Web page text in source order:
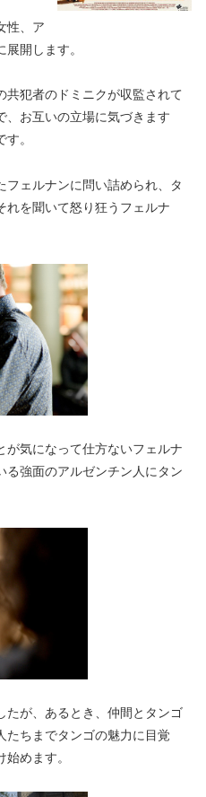
性、ア
開します。
共犯者のドミニクが収監されて
、お互いの立場に気づきます
。
ェルナンに問い詰められ、タ
れを聞いて怒り狂うフェルナ
が気になって仕方ないフェルナ
る強面のアルゼンチン人にタン
たが、あるとき、仲間とタンゴ
たちまでタンゴの魅力に目覚
めます。